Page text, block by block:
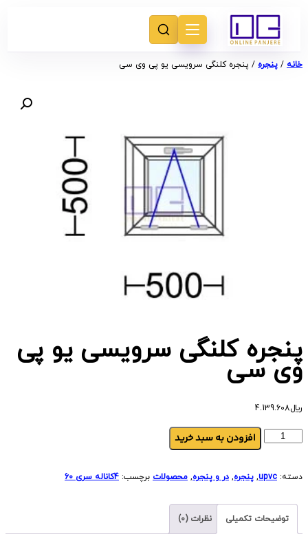
خانه / پنجره / پنجره کلنگی سرویسی یو پی وی سی
پنجره کلنگی سرویسی یو پی
وی سی
﷼4.139.608
افزودن به سبد خرید
دسته: upvc
, پنجره, در و پنجره, محصولات برچسب: 4کاناله سری 60
توضیحات تکمیلی نظرات (0)